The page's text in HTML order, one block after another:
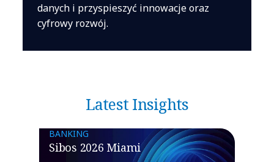
danych i przyspieszyć innowacje oraz
cyfrowy rozwój.
Latest Insights
BANKING
Sibos 2026 Miami